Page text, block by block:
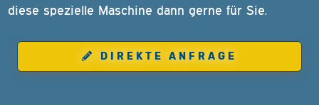
diese spezielle Maschine dann gerne für Sie.
DIREKTE ANFRAGE